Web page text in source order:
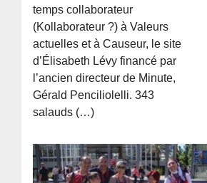
temps collaborateur
(Kollaborateur ?) à Valeurs
actuelles et à Causeur, le site
d’Élisabeth Lévy financé par
l’ancien directeur de Minute,
Gérald Penciliolelli. 343
salauds (…)